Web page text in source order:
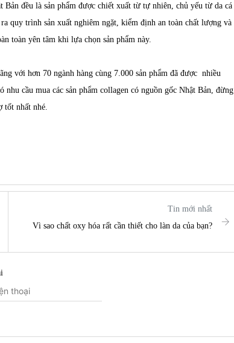
đều là sản phẩm được chiết xuất từ tự nhiên, chủ yếu từ da cá
quy trình sản xuất nghiêm ngặt, kiểm định an toàn chất lượng và
toàn yên tâm khi lựa chọn sản phẩm này.
với hơn 70 ngành hàng cùng 7.000 sản phẩm đã được nhiều
cầu mua các sản phẩm collagen có nguồn gốc Nhật Bản, đừng
trợ tốt nhất nhé.
Tin mới nhất
Vì sao chất oxy hóa rất cần thiết cho làn da của bạn?